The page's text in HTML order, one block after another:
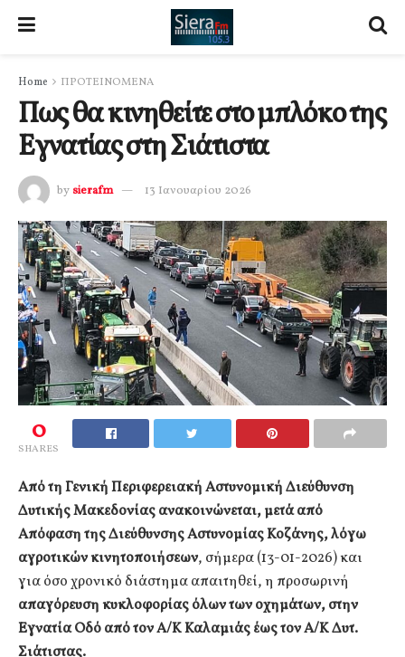
Home ΠΡΟΤΕΙΝΟΜΕΝΑ
Πως θα κινηθείτε στο μπλόκο της
Εγνατίας στη Σιάτιστα
by sierafm 13 Ιανουαρίου 2026
0
SHARES
Από τη Γενική Περιφερειακή Αστυνομική Διεύθυνση
Δυτικής Μακεδονίας ανακοινώνεται, μετά από
Απόφαση της Διεύθυνσης Αστυνομίας Κοζάνης, λόγω
αγροτικών κινητοποιήσεων, σήμερα (13-01-2026) και
για όσο χρονικό διάστημα απαιτηθεί, η προσωρινή
απαγόρευση κυκλοφορίας όλων των οχημάτων, στην
Εγνατία Οδό από τον Α/Κ Καλαμιάς έως τον Α/Κ Δυτ.
Σιάτιστας.